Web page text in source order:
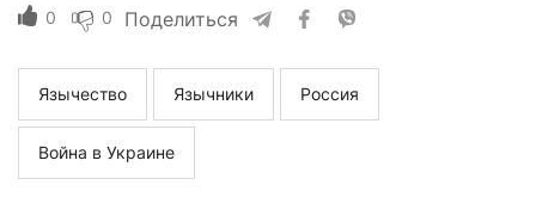
0 0 Поделиться
Язычество Язычники Россия
Война в Украине